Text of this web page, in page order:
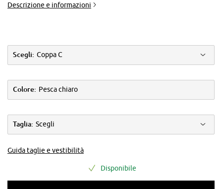
Descrizione e informazioni
Scegli: Coppa C
Colore: Pesca chiaro
Taglia: Scegli
Guida taglie e vestibilità
Disponibile